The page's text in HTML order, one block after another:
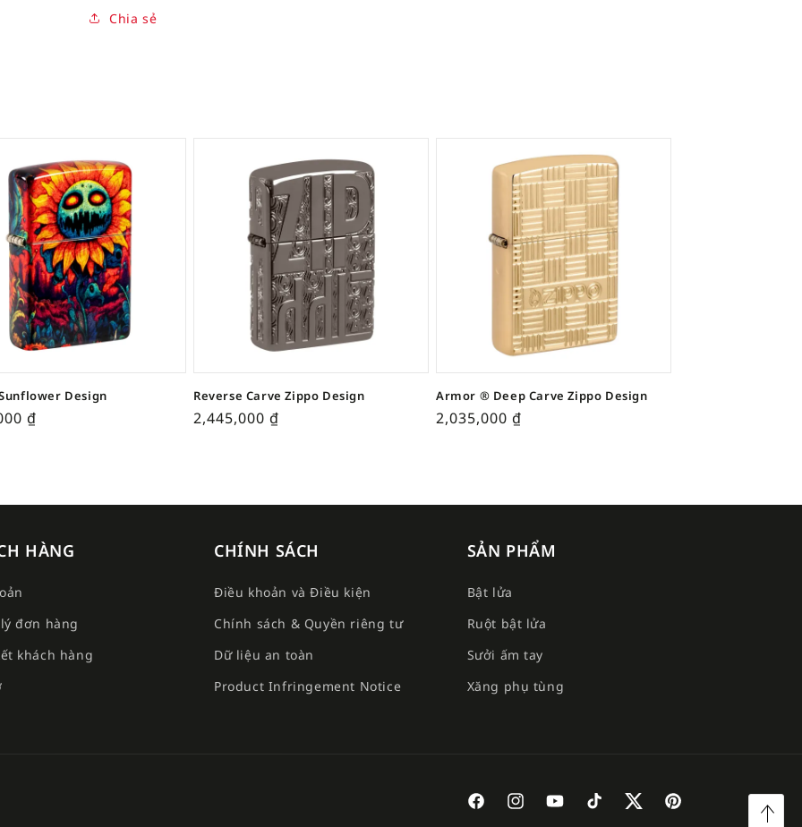
Chia sẻ
Design
₫
Reverse Carve Zippo Design
2,445,000 ₫
Armor ® Deep Carve Zippo Design
2,035,000 ₫
HÀNG
đơn hàng
khách hàng
CHÍNH SÁCH
Điều khoản và Điều kiện
Chính sách & Quyền riêng tư
Dữ liệu an toàn
Product Infringement Notice
SẢN PHẨM
Bật lửa
Ruột bật lửa
Sưởi ấm tay
Xăng phụ tùng
FacebookInstagramYouTubeTikTok TwitterPinterest